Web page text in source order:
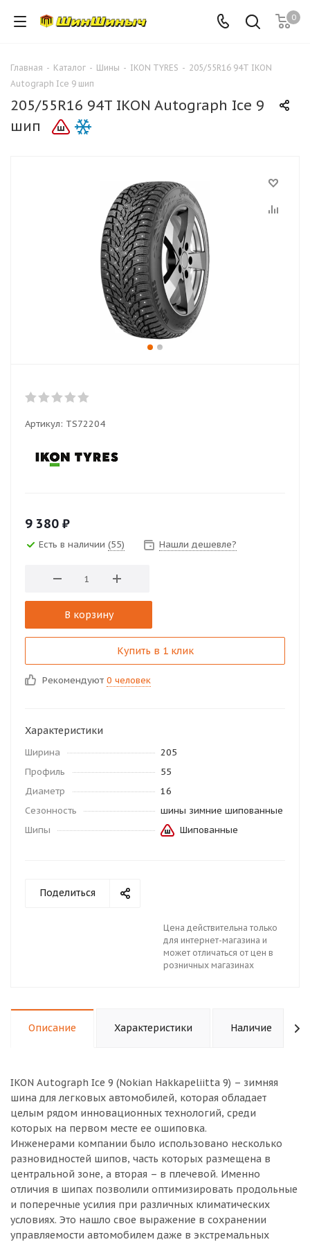
0
Главная - Каталог - Шины - IKON TYRES - 205/55R16 94T IKON
Autograph Ice 9 шип
205/55R16 94T IKON Autograph Ice 9
шип
Артикул: TS72204
9 380 ₽
Есть в наличии (55) Нашли дешевле?
В корзину
Купить в 1 клик
Рекомендуют 0 человек
Характеристики
Ширина
205
Профиль
55
Диаметр
16
Сезонность
шины зимние шипованные
Шипы
Шипованные
Поделиться
Цена действительна только
для интернет-магазина и
может отличаться от цен в
розничных магазинах
Описание Характеристики Наличие
IKON Autograph Ice 9 (Nokian Hakkapeliitta 9) – зимняя
шина для легковых автомобилей, которая обладает
целым рядом инновационных технологий, среди
которых на первом месте ее ошиповка.
Инженерами компании было использовано несколько
разновидностей шипов, часть которых размещена в
центральной зоне, а вторая – в плечевой. Именно
отличия в шипах позволили оптимизировать продольные
и поперечные усилия при различных климатических
условиях. Это нашло свое выражение в сохранении
управляемости автомобилем даже в экстремальных